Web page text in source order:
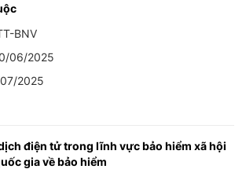
BNV
06/2025
2025
điện tử trong lĩnh vực bảo hiểm xã hội
gia về bảo hiểm